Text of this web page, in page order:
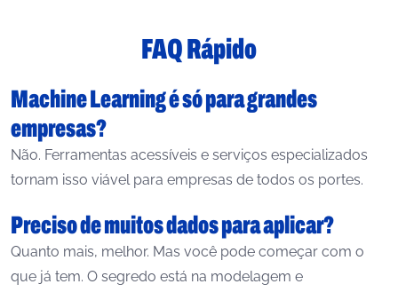
FAQ Rápido
Machine Learning é só para grandes
empresas?
Não. Ferramentas acessíveis e serviços especializados
tornam isso viável para empresas de todos os portes.
Preciso de muitos dados para aplicar?
Quanto mais, melhor. Mas você pode começar com o
que já tem. O segredo está na modelagem e